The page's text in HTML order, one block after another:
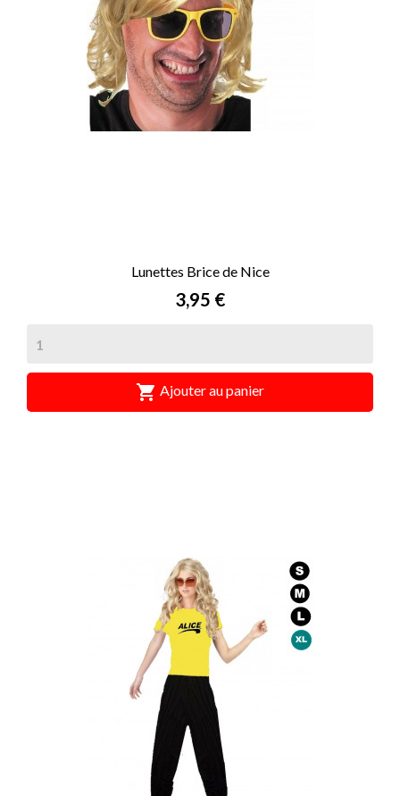
Lunettes Brice de Nice
Prix
3,95 €
 Ajouter au panier